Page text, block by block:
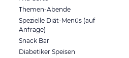
Themen-Abende
Spezielle Diät-Menüs (auf
Anfrage)
Snack Bar
Diabetiker Speisen